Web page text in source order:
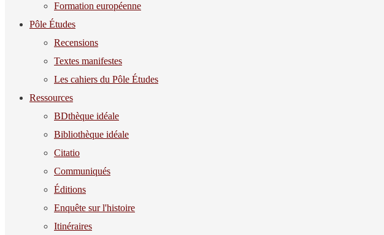
Formation européenne
Pôle Études
Recensions
Textes manifestes
Les cahiers du Pôle Études
Ressources
BDthèque idéale
Bibliothèque idéale
Citatio
Communiqués
Éditions
Enquête sur l'histoire
Itinéraires